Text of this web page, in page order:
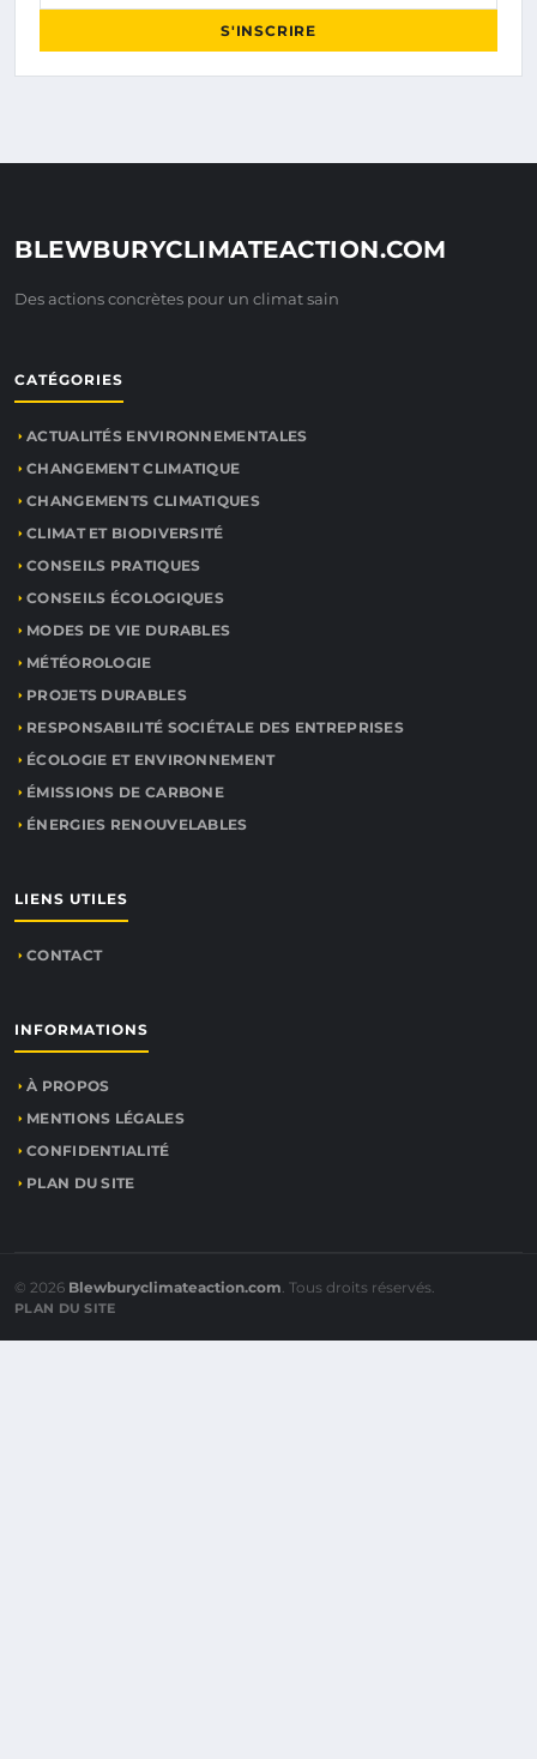
S'INSCRIRE
BLEWBURYCLIMATEACTION.COM
Des actions concrètes pour un climat sain
CATÉGORIES
ACTUALITÉS ENVIRONNEMENTALES
CHANGEMENT CLIMATIQUE
CHANGEMENTS CLIMATIQUES
CLIMAT ET BIODIVERSITÉ
CONSEILS PRATIQUES
CONSEILS ÉCOLOGIQUES
MODES DE VIE DURABLES
MÉTÉOROLOGIE
PROJETS DURABLES
RESPONSABILITÉ SOCIÉTALE DES ENTREPRISES
ÉCOLOGIE ET ENVIRONNEMENT
ÉMISSIONS DE CARBONE
ÉNERGIES RENOUVELABLES
LIENS UTILES
CONTACT
INFORMATIONS
À PROPOS
MENTIONS LÉGALES
CONFIDENTIALITÉ
PLAN DU SITE
© 2026 Blewburyclimateaction.com. Tous droits réservés.
PLAN DU SITE